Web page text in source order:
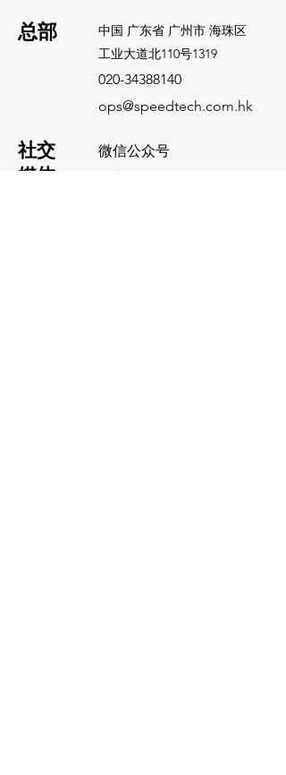
总部
中国 广东省 广州市 海珠区
​工业大道北110号1319
​社交
媒体
微信公众号
020-34388140
ops@speedtech.com.hk